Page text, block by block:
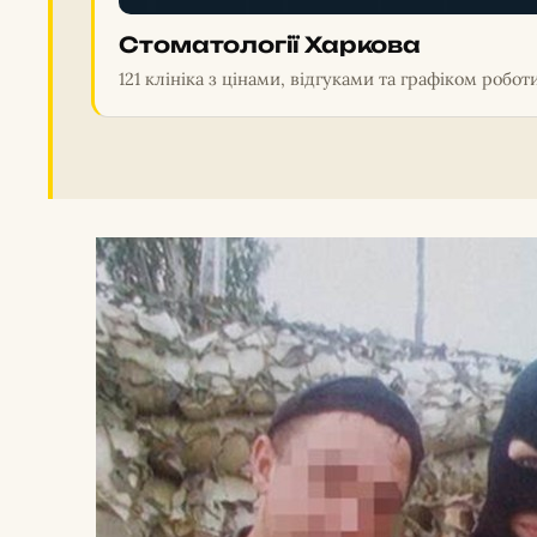
Стоматології Харкова
121 клініка з цінами, відгуками та графіком